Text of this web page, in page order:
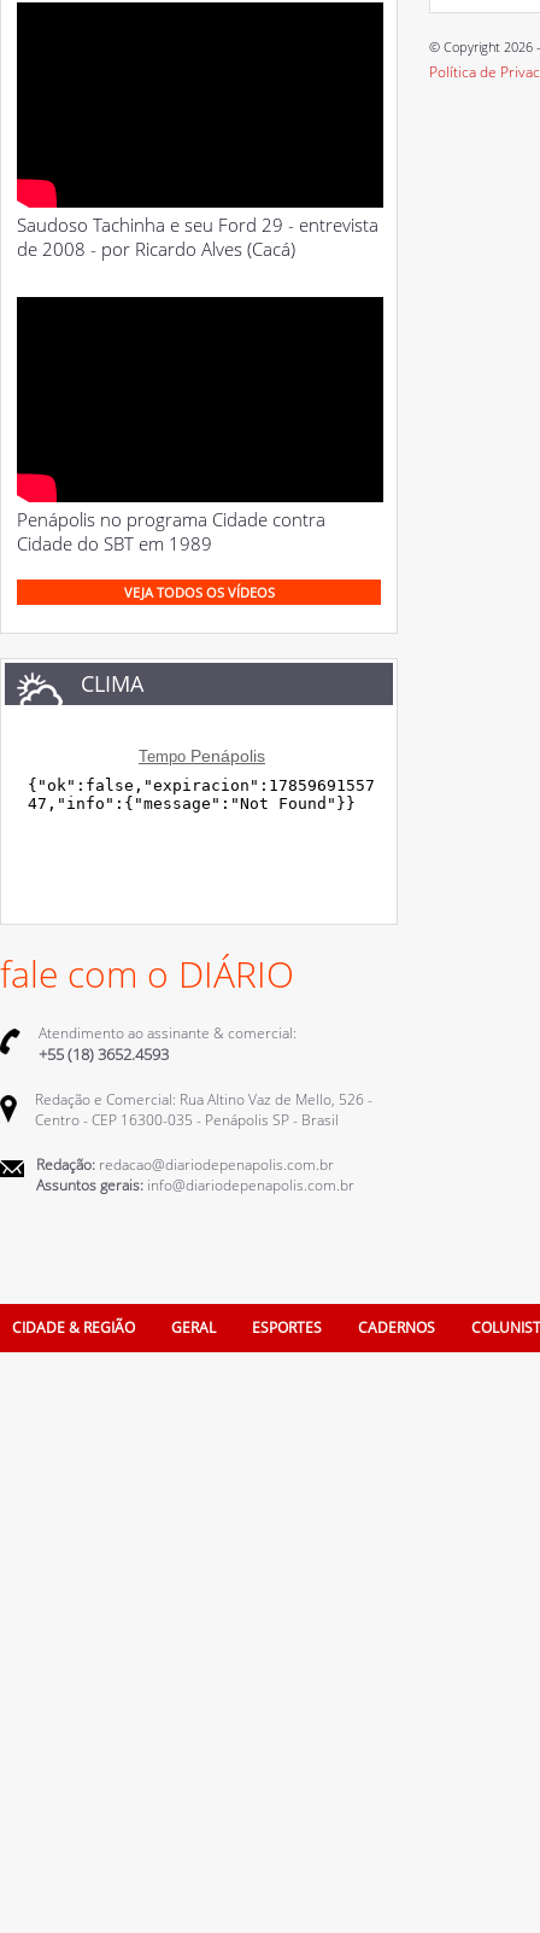
Saudoso Tachinha e seu Ford 29 - entrevista
de 2008 - por Ricardo Alves (Cacá)
Penápolis no programa Cidade contra
Cidade do SBT em 1989
VEJA TODOS OS VÍDEOS
CLIMA
Tempo Penápolis
fale com o DIÁRIO
Atendimento ao assinante & comercial:
+55 (18) 3652.4593
Redação e Comercial: Rua Altino Vaz de Mello, 526 -
Centro - CEP 16300-035 - Penápolis SP - Brasil
Redação: redacao@diariodepenapolis.com.br
Assuntos gerais: info@diariodepenapolis.com.br
© Copyright 2026
Política de
CIDADE & REGIÃO GERAL ESPORTES CADERNOS